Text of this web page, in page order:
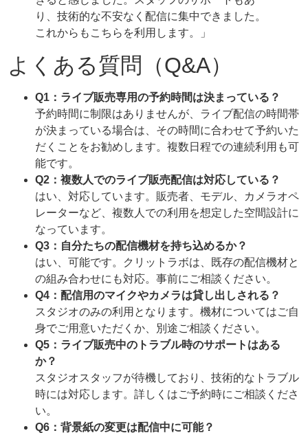
り、技術的な不安なく配信に集中できました。
これからもこちらを利用します。」
よくある質問（Q&A）
Q1：ライブ販売専用の予約時間は決まっている？
予約時間に制限はありませんが、ライブ配信の時間帯
が決まっている場合は、その時間に合わせて予約いた
だくことをお勧めします。複数日程での連続利用も可
能です。
Q2：複数人でのライブ販売配信は対応している？
はい、対応しています。販売者、モデル、カメラオペ
レーターなど、複数人での利用を想定した空間設計に
なっています。
Q3：自分たちの配信機材を持ち込めるか？
はい、可能です。クリットラボは、既存の配信機材と
の組み合わせにも対応。事前にご相談ください。
Q4：配信用のマイクやカメラは貸し出しされる？
スタジオのみの利用となります。機材についてはご自
身でご用意いただくか、別途ご相談ください。
Q5：ライブ販売中のトラブル時のサポートはある
か？
スタジオスタッフが待機しており、技術的なトラブル
時には対応します。詳しくはご予約時にご相談くださ
い。
Q6：背景紙の変更は配信中に可能？